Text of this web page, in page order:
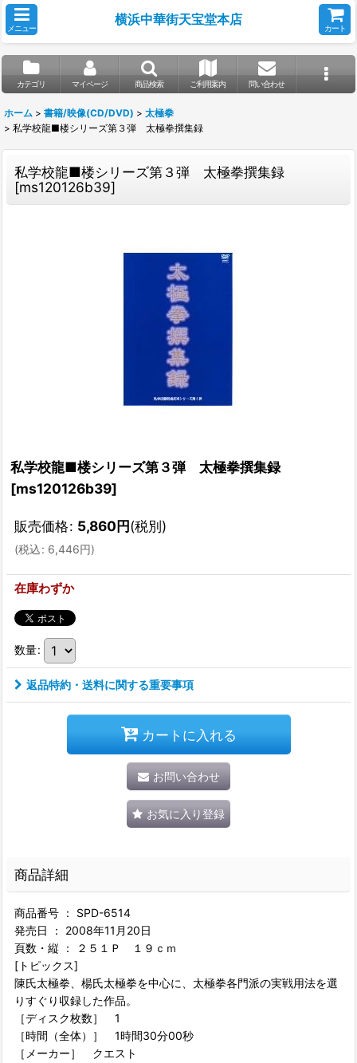
メニュー
横浜中華街天宝堂本店
カート
カテゴリ マイページ 商品検索 ご利用案内 問い合わせ
ホーム > 書籍/映像(CD/DVD) > 太極拳
> 私学校龍■楼シリーズ第３弾 太極拳撰集録
私学校龍■楼シリーズ第３弾 太極拳撰集録
[ms120126b39]
私学校龍■楼シリーズ第３弾 太極拳撰集録
[ms120126b39]
販売価格: 5,860円(税別)
(税込: 6,446円)
在庫わずか
数量:
返品特約・送料に関する重要事項
カートに入れる
お問い合わせ
お気に入り登録
商品詳細
商品番号 ： SPD-6514
発売日 ： 2008年11月20日
頁数・縦 ： ２５１Ｐ １９ｃｍ
[トピックス]
陳氏太極拳、楊氏太極拳を中心に、太極拳各門派の実戦用法を選
りすぐり収録した作品。
［ディスク枚数］ 1
［時間（全体）］ 1時間30分00秒
［メーカー］ クエスト